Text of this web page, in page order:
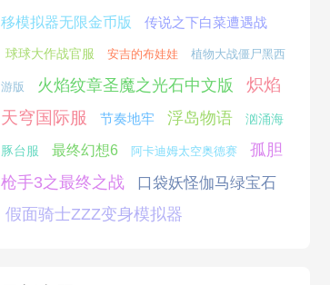
移模拟器无限金币版
传说之下白菜遭遇战
球球大作战官服 安吉的布娃娃 植物大战僵尸黑西
游版 火焰纹章圣魔之光石中文版
炽焰
天穹国际服
节奏地牢 浮岛物语 汹涌海
豚台服 最终幻想6 阿卡迪姆太空奥德赛
孤胆
枪手3之最终之战
口袋妖怪伽马绿宝石
假面骑士ZZZ变身模拟器